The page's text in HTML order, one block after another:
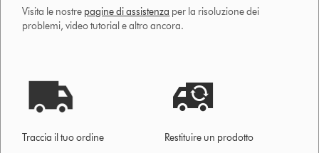
Visita le nostre pagine di assistenza per la risoluzione dei
problemi, video tutorial e altro ancora.
Traccia il tuo ordine Restituire un prodotto